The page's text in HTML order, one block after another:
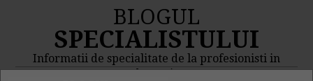
BLOGUL
SPECIALISTULUI
Informatii de specialitate de la profesionisti in
domeniu